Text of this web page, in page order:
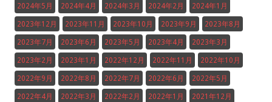
2024年5月 2024年4月 2024年3月 2024年2月 2024年1月
2023年12月 2023年11月 2023年10月 2023年9月 2023年8月
2023年7月 2023年6月 2023年5月 2023年4月 2023年3月
2023年2月 2023年1月 2022年12月 2022年11月 2022年10月
2022年9月 2022年8月 2022年7月 2022年6月 2022年5月
2022年4月 2022年3月 2022年2月 2022年1月 2021年12月